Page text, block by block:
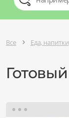
Все Еда,